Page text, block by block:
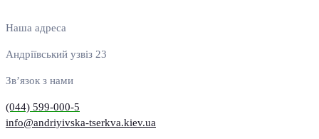
Наша адреса
Андріївський узвіз 23
Зв’язок з нами
(044) 599-000-5
info@andriyivska-tserkva.kiev.ua